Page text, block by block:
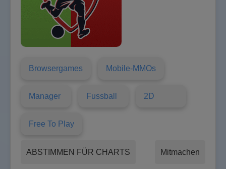
Browsergames Mobile-MMOs
Manager Fussball 2D
Free To Play
ABSTIMMEN FÜR CHARTS Mitmachen